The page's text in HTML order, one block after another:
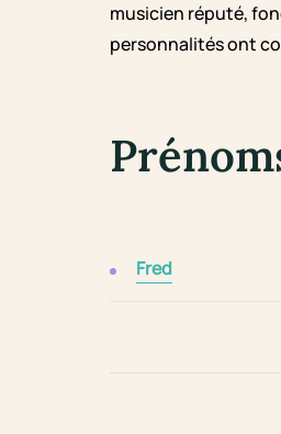
musicien réputé,
personnalités ont
Fred